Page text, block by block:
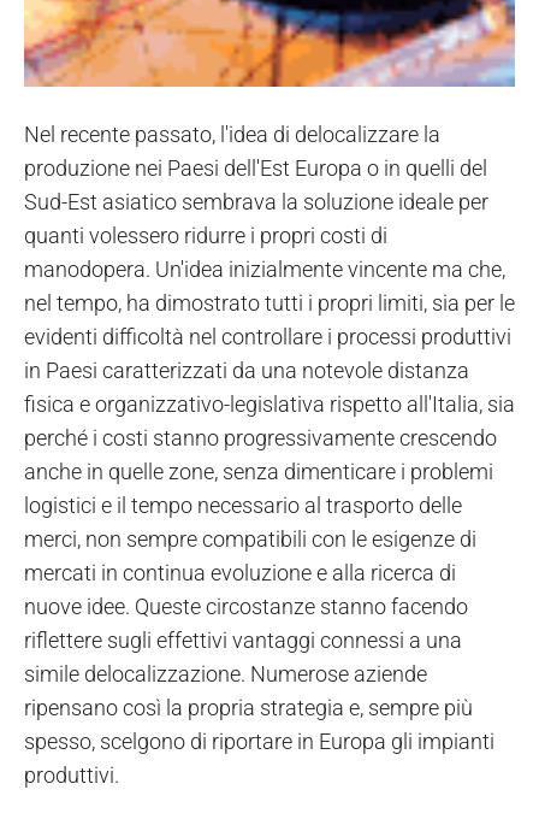
Nel recente passato, l'idea di delocalizzare la
produzione nei Paesi dell'Est Europa o in quelli del
Sud-Est asiatico sembrava la soluzione ideale per
quanti volessero ridurre i propri costi di
manodopera. Un'idea inizialmente vincente ma che,
nel tempo, ha dimostrato tutti i propri limiti, sia per le
evidenti difficoltà nel controllare i processi produttivi
in Paesi caratterizzati da una notevole distanza
fisica e organizzativo-legislativa rispetto all'Italia, sia
perché i costi stanno progressivamente crescendo
anche in quelle zone, senza dimenticare i problemi
logistici e il tempo necessario al trasporto delle
merci, non sempre compatibili con le esigenze di
mercati in continua evoluzione e alla ricerca di
nuove idee. Queste circostanze stanno facendo
riflettere sugli effettivi vantaggi connessi a una
simile delocalizzazione. Numerose aziende
ripensano così la propria strategia e, sempre più
spesso, scelgono di riportare in Europa gli impianti
produttivi.